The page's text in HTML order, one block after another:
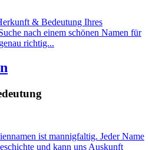
& Bedeutung Ihres
nach einem schönen Namen für
richtig...
ist mannigfaltig. Jeder Name
und kann uns Auskunft